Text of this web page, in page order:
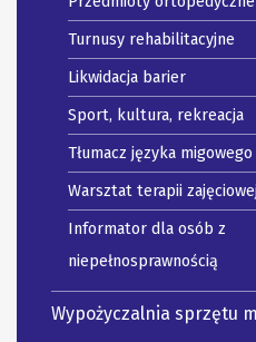
Turnusy rehabilitacyjne
Likwidacja barier
Sport, kultura, rekreacja
Tłumacz języka migowego
Warsztat terapii
Informator dla osób z
niepełnosprawnością
Wypożyczalnia sprzętu